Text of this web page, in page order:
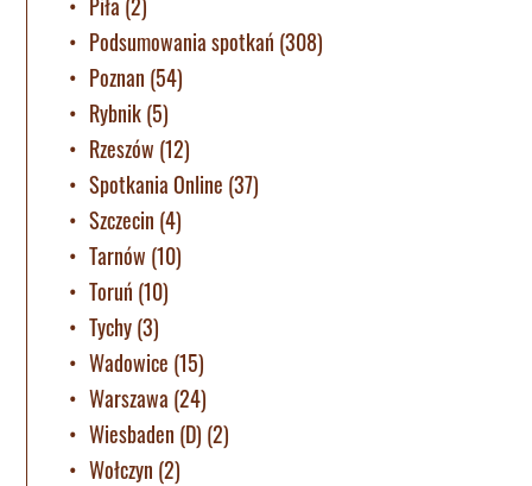
Podsumowania spotkań (308)
Poznan (54)
Rybnik(5)
Rzeszów (12)
Spotkania Online (37)
Szczecin (4)
Tarnów (10)
Toruń (10)
Tychy(3)
Wadowice (15)
Warszawa (24)
Wiesbaden (D) (2)
Wołczyn (2)